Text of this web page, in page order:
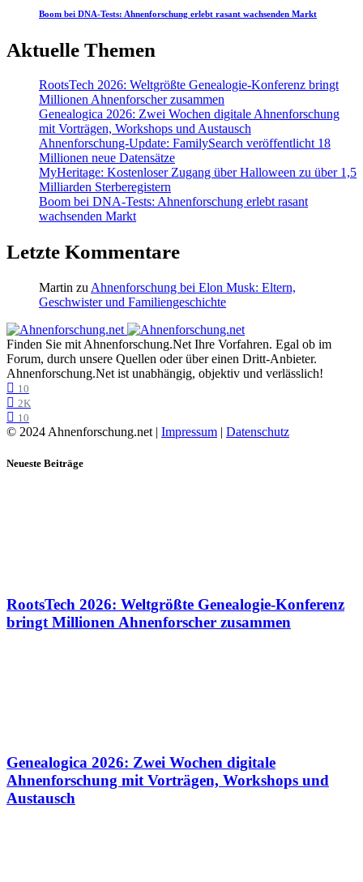
Boom bei DNA-Tests: Ahnenforschung erlebt rasant wachsenden Markt
Aktuelle Themen
RootsTech 2026: Weltgrößte Genealogie-Konferenz bringt
Millionen Ahnenforscher zusammen
Genealogica 2026: Zwei Wochen digitale Ahnenforschung
mit Vorträgen, Workshops und Austausch
Ahnenforschung-Update: FamilySearch veröffentlicht 18
Millionen neue Datensätze
MyHeritage: Kostenloser Zugang über Halloween zu über 1,5
Milliarden Sterberegistern
Boom bei DNA-Tests: Ahnenforschung erlebt rasant
wachsenden Markt
Letzte Kommentare
Martin zu Ahnenforschung bei Elon Musk: Eltern,
Geschwister und Familiengeschichte
Finden Sie mit Ahnenforschung.Net Ihre Vorfahren. Egal ob im
Forum, durch unsere Quellen oder über einen Dritt-Anbieter.
Ahnenforschung.Net ist unabhängig, objektiv und verlässlich!
10
2K
10
© 2024 Ahnenforschung.net | Impressum | Datenschutz
Neueste Beiträge
RootsTech 2026: Weltgrößte Genealogie-Konferenz
bringt Millionen Ahnenforscher zusammen
Genealogica 2026: Zwei Wochen digitale
Ahnenforschung mit Vorträgen, Workshops und
Austausch